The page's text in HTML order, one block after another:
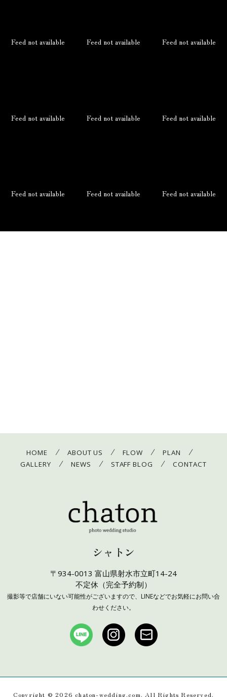
Feed not available Feed not available Feed not available
Feed not available Feed not available Feed not available
Feed not available Feed not available Feed not available
HOME / ABOUT US /FLOW /PLAN /
GALLERY / NEWS / STAFF BLOG /CONTACT
シャトン
〒934-0013 富山県射水市立町14-24
不定休（完全予約制）
撮影等で店舗にいない可能性がございますので、LINEなどでお気軽にお問い合
わせください。
Copyright © 2026 chaton-wedding.com. All Rights Reserved.